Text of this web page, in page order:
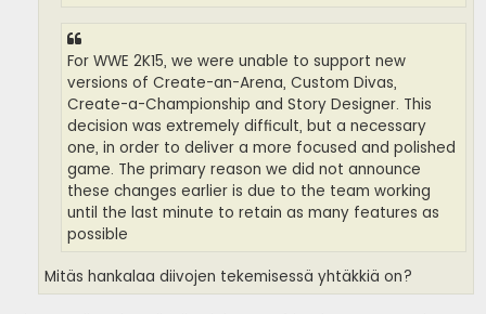
For WWE 2K15, we were unable to support new
versions of Create-an-Arena, Custom Divas,
Create-a-Championship and Story Designer. This
decision was extremely difficult, but a necessary
one, in order to deliver a more focused and polished
game. The primary reason we did not announce
these changes earlier is due to the team working
until the last minute to retain as many features as
possible
Mitäs hankalaa diivojen tekemisessä yhtäkkiä on?